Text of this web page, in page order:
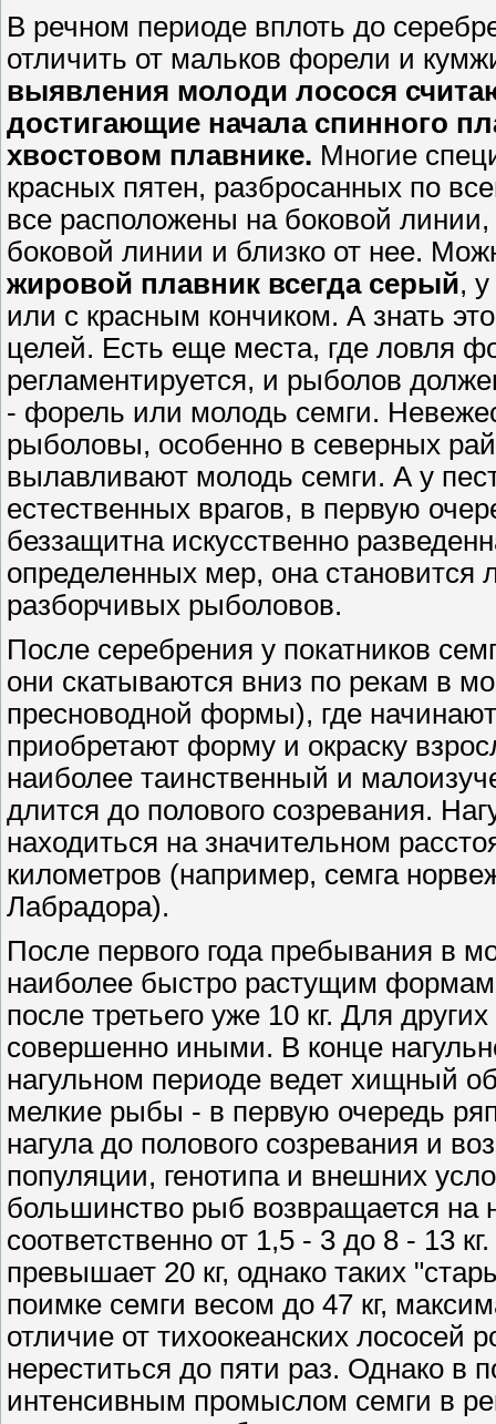
В речном периоде вплоть до
отличить от мальков форели и
выявления молоди лосося
достигающие начала спинного
хвостовом плавнике. Многие
красных пятен, разбросанных по
все расположены на боковой
боковой линии и близко от нее.
жировой плавник всегда серый,
или с красным кончиком. А знать
целей. Есть еще места, где ловля
регламентируется, и рыболов
- форель или молодь семги.
рыболовы, особенно в северных
вылавливают молодь семги. А у
естественных врагов, в первую
беззащитна искусственно
определенных мер, она становится
разборчивых рыболовов.
После серебрения у покатников
они скатываются вниз по рекам в
пресноводной формы), где
приобретают форму и окраску
наиболее таинственный и
длится до полового созревания.
находиться на значительном
километров (например, семга
Лабрадора).
После первого года пребывания в
наиболее быстро растущим формам,
после третьего уже 10 кг. Для
совершенно иными. В конце
нагульном периоде ведет хищный
мелкие рыбы - в первую очередь
нагула до полового созревания и
популяции, генотипа и внешних
большинство рыб возвращается на
соответственно от 1,5 - 3 до 8 - 13
превышает 20 кг, однако таких
поимке семги весом до 47 кг,
отличие от тихоокеанских лососей
нереститься до пяти раз. Однако в
интенсивным промыслом семги в